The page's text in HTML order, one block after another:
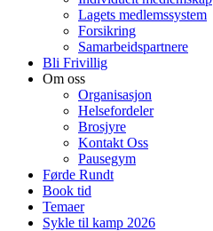
Lagets medlemssystem
Forsikring
Samarbeidspartnere
Bli Frivillig
Om oss
Organisasjon
Helsefordeler
Brosjyre
Kontakt Oss
Pausegym
Førde Rundt
Book tid
Temaer
Sykle til kamp 2026